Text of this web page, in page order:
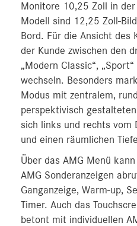
Monitore 10,25 Zoll in
Modell sind 12,25 Zoll-
Bord. Für die Ansicht des
der Kunde zwischen den
„Modern Classic“,
wechseln. Besonders
Modus mit zentralem,
perspektivisch
sich links und rechts vom
und einen räumlichen
Über das AMG Menü
AMG Sonderanzeigen
Ganganzeige, Warm-up,
Timer. Auch das
betont mit individuellen